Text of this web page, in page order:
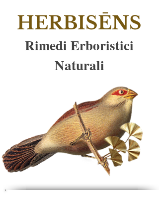
HERBISĒNS
Rimedi Erboristici
Naturali